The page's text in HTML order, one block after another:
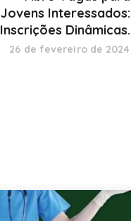
Jovens Interessados:
Inscrições Dinâmicas.
26 de fevereiro de 2024